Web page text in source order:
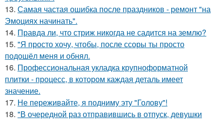
13. Самая частая ошибка после праздников - ремонт "на
Эмоциях начинать".
14. Правда ли, что стриж никогда не садится на землю?
15. "Я просто хочу, чтобы, после ссоры ты просто
подошёл меня и обнял.
16. Профессиональная укладка крупноформатной
плитки - процесс, в котором каждая деталь имеет
значение.
17. Не переживайте, я подниму эту "Голову"!
18. "В очередной раз отправившись в отпуск, девушки